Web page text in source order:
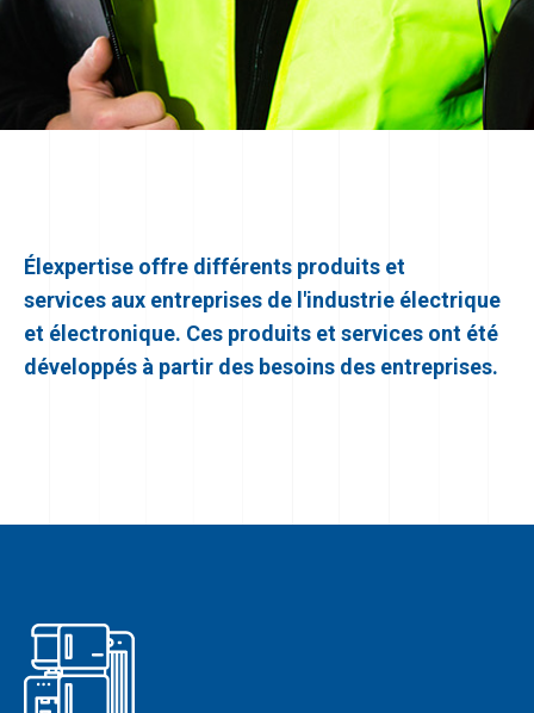
Élexpertise offre différents produits et
services aux entreprises de l'industrie électrique
et électronique. Ces produits et services ont été
développés à partir des besoins des entreprises.